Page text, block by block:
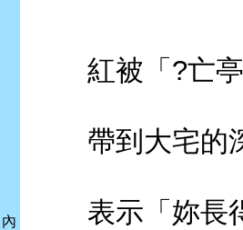
內
紅被「?亡亭
帶到大宅的深
表示「妳長得